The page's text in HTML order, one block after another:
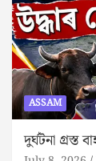
ASSAM
দুৰ্ঘটনা গ্ৰস্ত